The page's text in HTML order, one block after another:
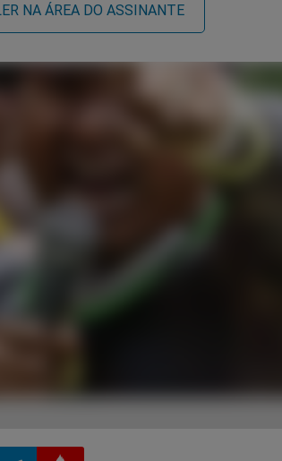
NA ÁREA DO ASSINANTE